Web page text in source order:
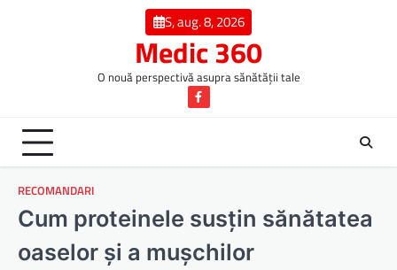
S, aug. 8, 2026
Medic 360
O nouă perspectivă asupra sănătății tale
Facebook
RECOMANDARI
Cum proteinele susțin sănătatea
oaselor și a mușchilor